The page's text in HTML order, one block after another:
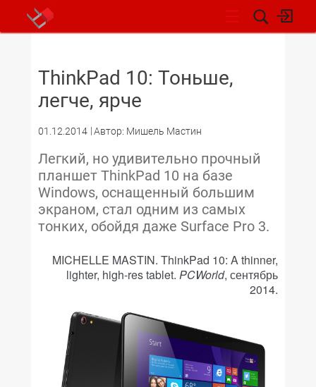
ThinkPad 10: Тоньше,
легче, ярче
01.12.2014 Автор: Мишель Мастин
Легкий, но удивительно прочный
планшет ThinkPad 10 на базе
Windows, оснащенный большим
экраном, стал одним из самых
тонких, обойдя даже Surface Pro 3.
MICHELLE MASTIN. ThinkPad 10: A thinner,
lighter, high-res tablet. PCWorld, сентябрь
2014.